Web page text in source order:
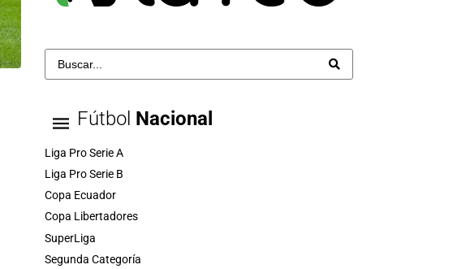
Fútbol Nacional
Liga Pro Serie A
Liga Pro Serie B
Copa Ecuador
Copa Libertadores
SuperLiga
Segunda Categoría